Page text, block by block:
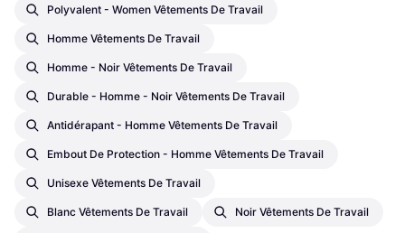
Polyvalent - Women Vêtements De Travail
Homme Vêtements De Travail
Homme - Noir Vêtements De Travail
Durable - Homme - Noir Vêtements De Travail
Antidérapant - Homme Vêtements De Travail
Embout De Protection - Homme Vêtements De Travail
Unisexe Vêtements De Travail
Blanc Vêtements De Travail Noir Vêtements De Travail